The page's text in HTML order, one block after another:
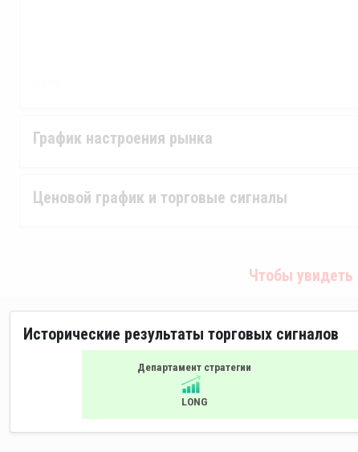
График настроения рынка
Ценовой график и торговые сигналы
Чтобы
Исторические результаты торговых сигналов
Департамент стратегии
LONG